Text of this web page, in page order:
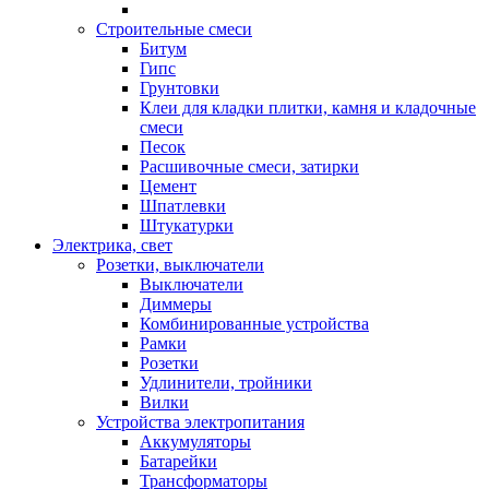
Строительные смеси
Битум
Гипс
Грунтовки
Клеи для кладки плитки, камня и кладочные
смеси
Песок
Расшивочные смеси, затирки
Цемент
Шпатлевки
Штукатурки
Электрика, свет
Розетки, выключатели
Выключатели
Диммеры
Комбинированные устройства
Рамки
Розетки
Удлинители, тройники
Вилки
Устройства электропитания
Аккумуляторы
Батарейки
Трансформаторы